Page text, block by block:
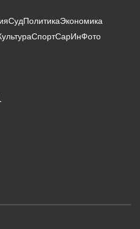
СудПолитикаЭкономика
СпортСарИнФото